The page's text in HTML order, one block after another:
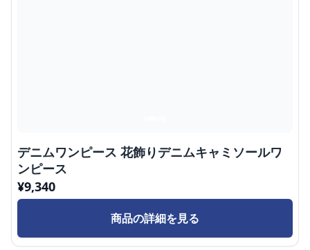
デニムワンピース 花飾りデニムキャミソールワ
ンピース
¥9,340
商品の詳細を見る